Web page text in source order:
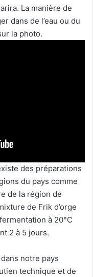
La manière de
dans de l’eau ou du
la photo.
des préparations
du pays comme
de la région de
de Frik d’orge
à 20°C
2 à 5 jours.
notre pays
technique et de